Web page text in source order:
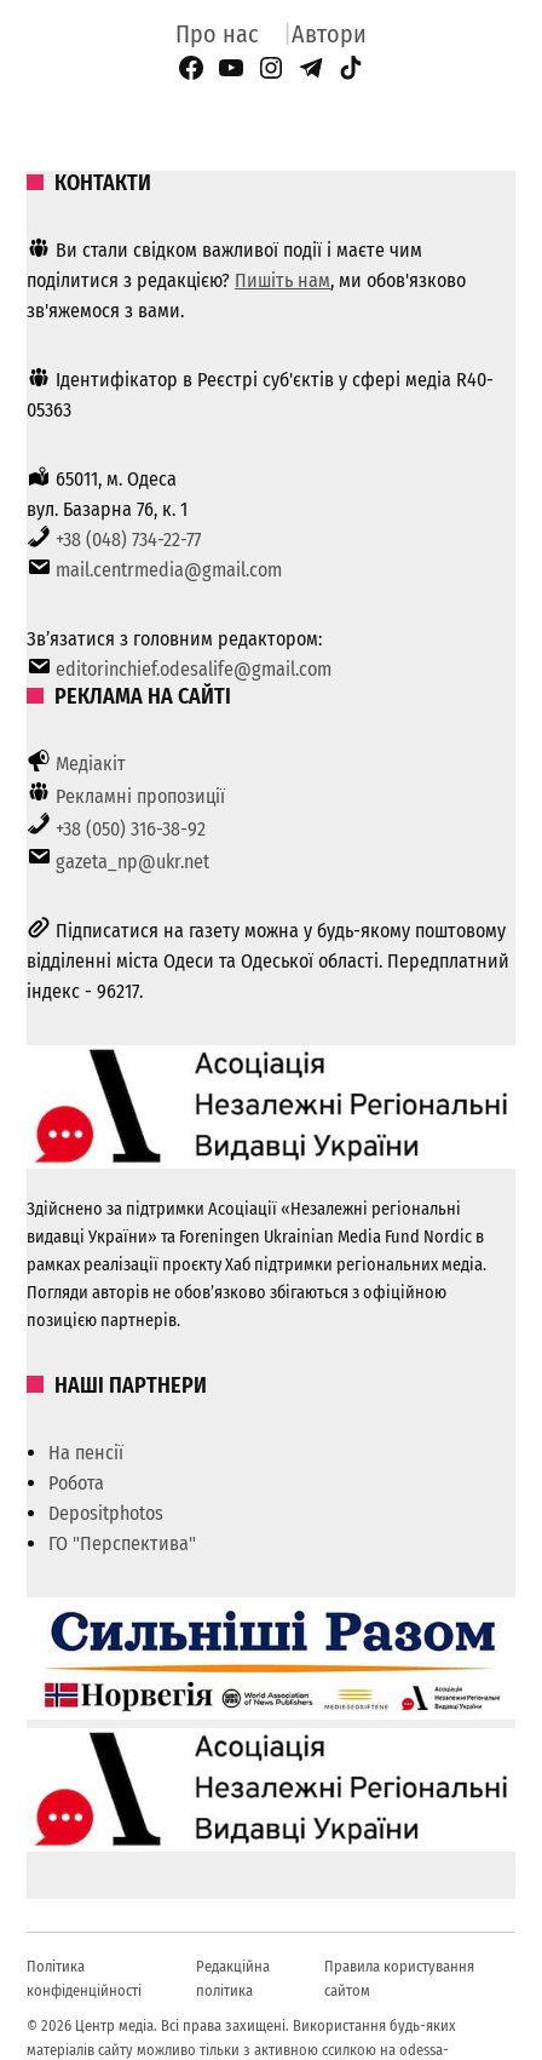
Про нас Автори
Facebook Page
YouTube
Instagram
Telegram
TikTok
КОНТАКТИ
Ви стали свідком важливої ​​події і маєте чим
поділитися з редакцією? Пишіть нам, ми обов'язково
зв'яжемося з вами.
Ідентифікатор в Реєстрі суб'єктів у сфері медіа R40-
05363
65011, м. Одеса
вул. Базарна 76, к. 1
+38 (048) 734-22-77
mail.centrmedia@gmail.com
Зв’язатися з головним редактором:
editorinchief.odesalife@gmail.com
РЕКЛАМА НА САЙТІ
Медіакіт
Рекламні пропозиції
+38 (050) 316-38-92
gazeta_np@ukr.net
Підписатися на газету можна у будь-якому поштовому
відділенні міста Одеси та Одеської області. Передплатний
індекс - 96217.
Здійснено за підтримки Асоціації «Незалежні регіональні
видавці України» та Foreningen Ukrainian Media Fund Nordic в
рамках реалізації проєкту Хаб підтримки регіональних медіа.
Погляди авторів не обов’язково збігаються з офіційною
позицією партнерів.
НАШІ ПАРТНЕРИ
На пенсії
Робота
Depositphotos
ГО "Перспектива"
Політика
конфіденційності
Редакційна
політика
Правила користування
сайтом
© 2026 Центр медіа. Всі права захищені. Використання будь-яких
матеріалів сайту можливо тільки з активною ссилкою на odessa-